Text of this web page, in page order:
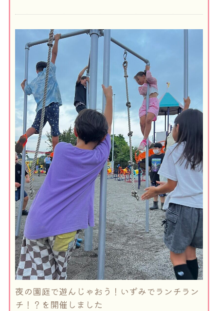
夜の園庭で遊んじゃおう！いずみでランチラン
チ！？を開催しました